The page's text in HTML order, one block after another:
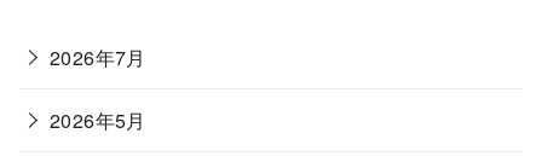
2026年7月
2026年5月